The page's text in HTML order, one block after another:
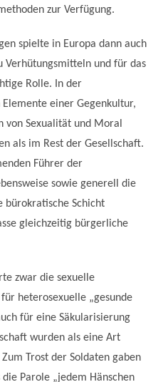
zur Verfügung.
spielte in Europa dann auch
Verhütungsmitteln und für das
Rolle. In der
einer Gegenkultur,
von Sexualität und Moral
als im Rest der Gesellschaft.
Führer der
sowie generell die
bürokratische Schicht
gleichzeitig bürgerliche
zwar die sexuelle
heterosexuelle „gesunde
für eine Säkularisierung
wurden als eine Art
Trost der Soldaten gaben
Parole „jedem Hänschen